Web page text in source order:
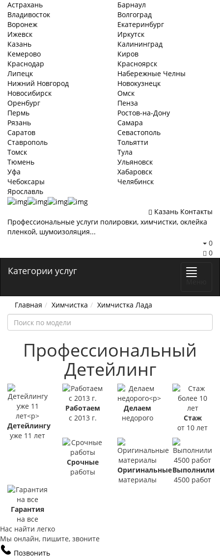
Астрахань
Барнаул
Владивосток
Волгоград
Воронеж
Екатеринбург
Ижевск
Иркутск
Казань
Калининград
Кемерово
Киров
Краснодар
Красноярск
Липецк
Набережные Челны
Нижний Новгород
Новокузнецк
Новосибирск
Омск
Оренбург
Пенза
Пермь
Ростов-на-Дону
Рязань
Самара
Саратов
Севастополь
Ставрополь
Тольятти
Томск
Тула
Тюмень
Ульяновск
Уфа
Хабаровск
Чебоксары
Челябинск
Ярославль
Казань Контакты
Профессиональные услуги полировки, химчистки, оклейка
пленкой, шумоизоляция...
0
0
Категории услуг
Главная Химчистка Химчистка Лада
Профессиональный
Детейлинг
Детейлингу
уже 11 лет
Работаем
с 2013 г.
Делаем
недорого
Стаж
от 10 лет
Срочные
работы
Оригинальные
материалы
Выполнили
4500 работ
Гарантия
на все
Нас найти легко
Мы онлайн, пишите, звоните
Позвонить